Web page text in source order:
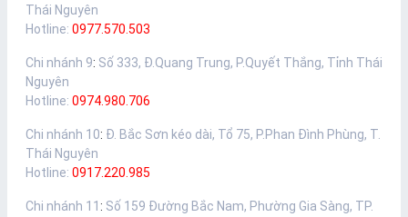
Thái Nguyên
Hotline: 0977.570.503
Chi nhánh 9: Số 333, Đ.Quang Trung, P.Quyết Thắng, Tỉnh Thái
Nguyên
Hotline: 0974.980.706
Chi nhánh 10: Đ. Bắc Sơn kéo dài, Tổ 75, P.Phan Đình Phùng, T.
Thái Nguyên
Hotline: 0917.220.985
Chi nhánh 11 : Số 159 Đường Bắc Nam, Phường Gia Sàng, TP.